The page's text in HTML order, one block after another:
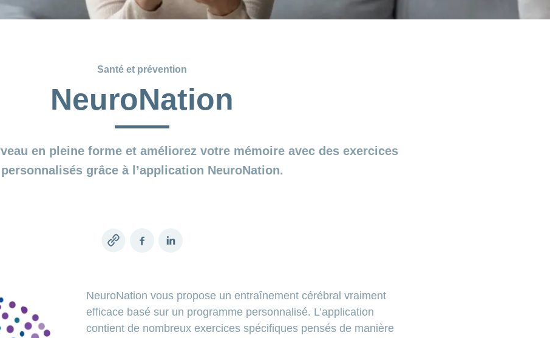
Santé et prévention
NeuroNation
en pleine forme et améliorez votre mémoire avec des exercices
personnalisés grâce à l’application NeuroNation.
Copy
FacebookLinkedIn
NeuroNation vous propose un entraînement cérébral vraiment
efficace basé sur un programme personnalisé. L’application
contient de nombreux exercices spécifiques pensés de manière